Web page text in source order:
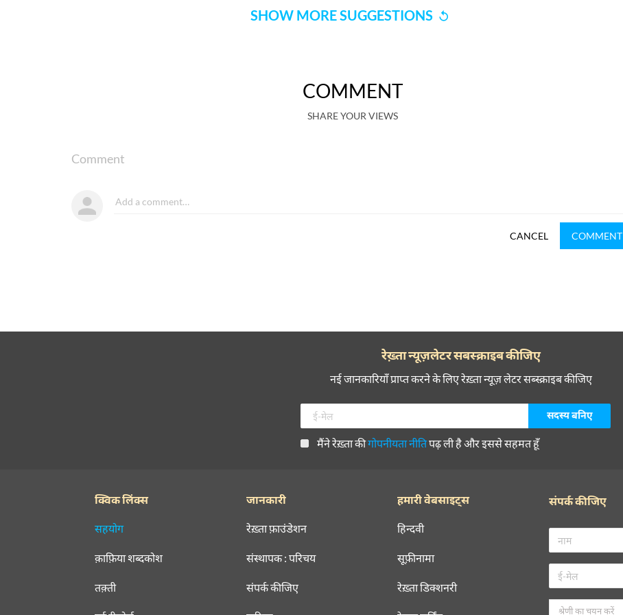
SHOW MORE SUGGESTIONS
COMMENT
SHARE YOUR VIEWS
Comment
CANCEL COMMENT
रेख़्ता न्यूज़लेटर सबस्क्राइब कीजिए
नई जानकारियाँ प्राप्त करने के लिए रेख़्ता न्यूज़ लेटर सब्स्क्राइब कीजिए
मैंने रेख़्ता कीगोपनीयता नीतिपढ़ ली है और इससे सहमत हूँ
क्विक लिंक्स
सहयोग
क़ाफ़िया शब्दकोश
तक़्ती
जानकारी
रेख़्ता फ़ाउंडेशन
संस्थापक : परिचय
संपर्क कीजिए
हमारी वेबसाइट्स
हिन्दवी
सूफ़ीनामा
रेख़्ता डिक्शनरी
संपर्क कीजिए